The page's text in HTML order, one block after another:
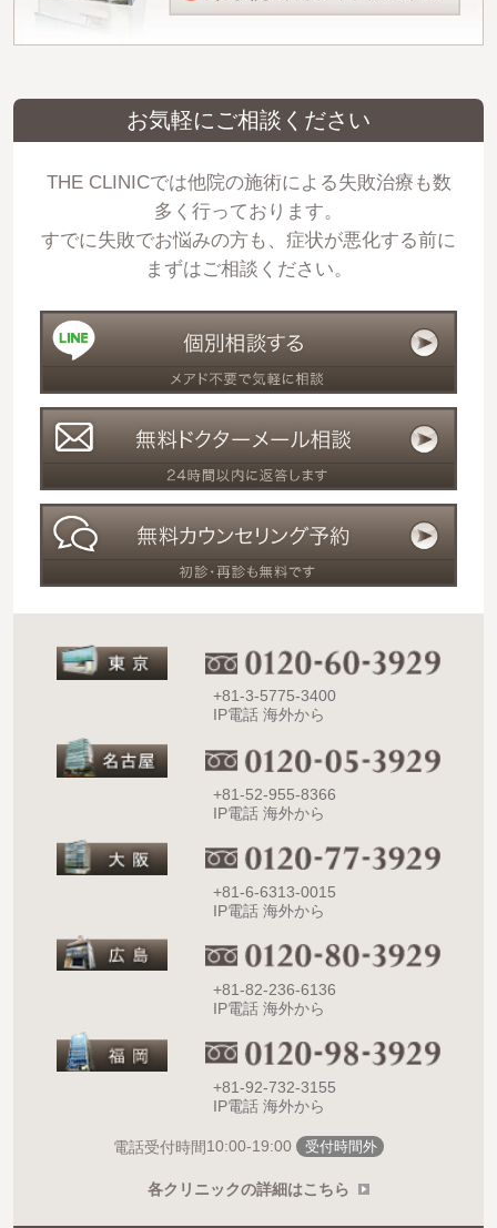
お気軽にご相談ください
THE CLINICでは他院の施術による失敗治療も数
多く行っております。
すでに失敗でお悩みの方も、症状が悪化する前に
まずはご相談ください。
+81-3-5775-3400
IP電話 海外から
+81-52-955-8366
IP電話 海外から
+81-6-6313-0015
IP電話 海外から
+81-82-236-6136
IP電話 海外から
+81-92-732-3155
IP電話 海外から
電話受付時間10:00-19:00 受付時間外
各クリニックの詳細はこちら